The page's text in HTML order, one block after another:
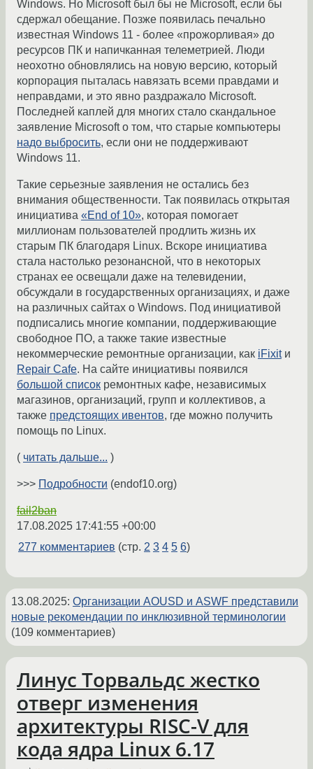
Windows. Но Microsoft был бы не Microsoft, если бы
сдержал обещание. Позже появилась печально
известная Windows 11 - более «прожорливая» до
ресурсов ПК и напичканная телеметрией. Люди
неохотно обновлялись на новую версию, который
корпорация пыталась навязать всеми правдами и
неправдами, и это явно раздражало Microsoft.
Последней каплей для многих стало скандальное
заявление Microsoft о том, что старые компьютеры
надо выбросить, если они не поддерживают
Windows 11.
Такие серьезные заявления не остались без
внимания общественности. Так появилась открытая
инициатива «End of 10», которая помогает
миллионам пользователей продлить жизнь их
старым ПК благодаря Linux. Вскоре инициатива
стала настолько резонансной, что в некоторых
странах ее освещали даже на телевидении,
обсуждали в государственных организациях, и даже
на различных сайтах о Windows. Под инициативой
подписались многие компании, поддерживающие
свободное ПО, а также такие известные
некоммерческие ремонтные организации, как iFixitи
Repair Cafe. На сайте инициативы появился
большой список ремонтных кафе, независимых
магазинов, организаций, групп и коллективов, а
также предстоящих ивентов, где можно получить
помощь по Linux.
( читать дальше... )
>>> Подробности (endof10.org)
fail2ban
17.08.2025 17:41:55 +00:00
277 комментариев (стр. 2 3 4 5 6)
13.08.2025: Организации AOUSD и ASWF представили
новые рекомендации по инклюзивной терминологии
(109 комментариев)
Линус Торвальдс жестко
отверг изменения
архитектуры RISC-V для
кода ядра Linux 6.17